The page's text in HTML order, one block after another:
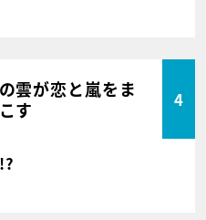
雲が恋と嵐をま
す
4